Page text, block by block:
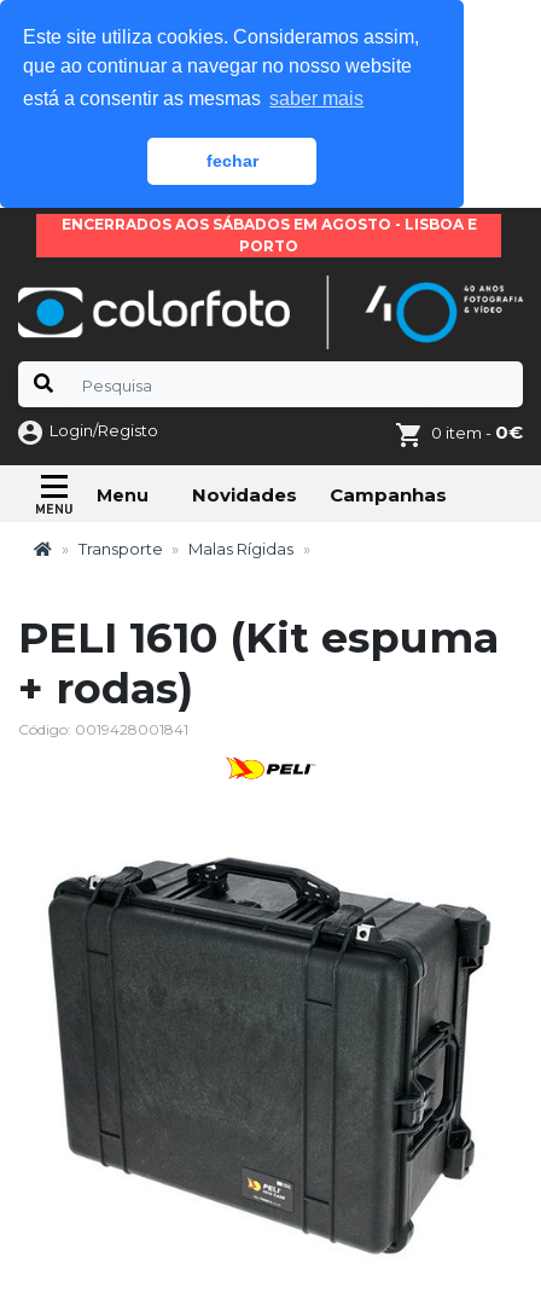
Este site utiliza cookies. Consideramos assim,
que ao continuar a navegar no nosso website
está a consentir as mesmas saber mais
fechar
ENCERRADOS AOS SÁBADOS EM AGOSTO - LISBOA E
PORTO
Login/Registo 0 item - 0€
Menu Novidades Campanhas
Transporte Malas Rígidas
PELI 1610 (Kit espuma
+ rodas)
Código: 0019428001841